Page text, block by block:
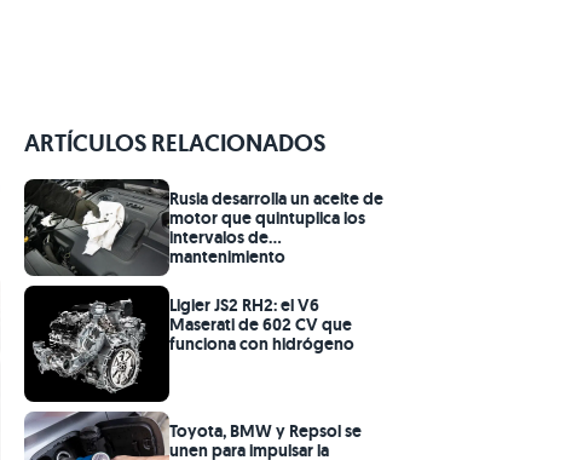
ARTÍCULOS RELACIONADOS
Rusia desarrolla un aceite de
motor que quintuplica los
intervalos de
mantenimiento
Ligier JS2 RH2: el V6
Maserati de 602 CV que
funciona con hidrógeno
Toyota, BMW y Repsol se
unen para impulsar la